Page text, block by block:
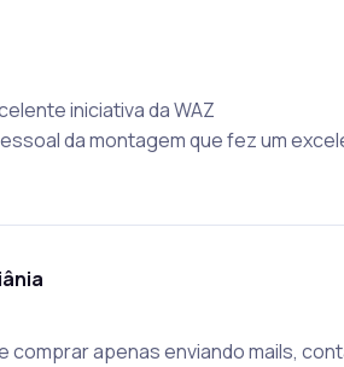
iniciativa da WAZ
da montagem que fez um
comprar apenas enviando mails,